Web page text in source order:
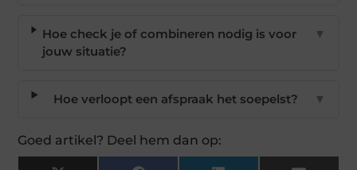
Hoe check je of combineren nodig is voor
jouw situatie?
▼
Hoe verloopt een afspraak het soepelst? ▼
Goed artikel? Deel hem dan op: